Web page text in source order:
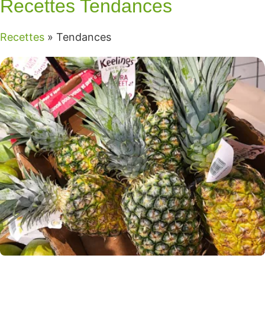
Recettes Tendances
Recettes » Tendances